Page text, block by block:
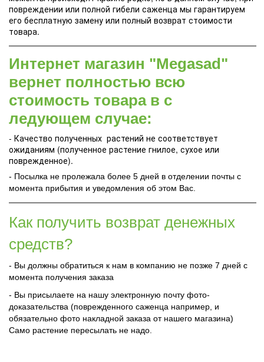
повреждении или полной гибели саженца мы гарантируем
его бесплатную замену или полный возврат стоимости
товара.
Интернет магазин "Megasad"
вернет полностью всю
стоимость товара в с
ледующем случае:
- Качество полученных растений не соответствует
ожиданиям (полученное растение гнилое, сухое или
поврежденное).
- Посылка не пролежала более 5 дней в отделении почты с
момента прибытия и уведомления об этом Вас.
Как получить возврат денежных
средств?
- Вы должны обратиться к нам в компанию не позже 7 дней с
момента получения заказа
- Вы присылаете на нашу электронную почту фото-
доказательства (поврежденного саженца например, и
обязательно фото накладной заказа от нашего магазина)
Само растение пересылать не надо.